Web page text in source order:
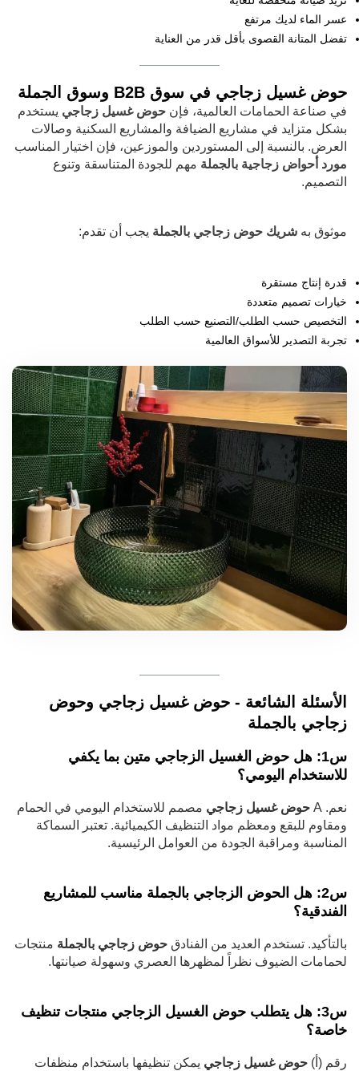
عسر الماء لديك مرتفع
تفضل المتانة القصوى بأقل قدر من العناية
حوض غسيل زجاجي في سوق B2B وسوق الجملة
في صناعة الحمامات العالمية، فإن حوض غسيل زجاجي يستخدم
بشكل متزايد في مشاريع الضيافة والمشاريع السكنية وصالات
العرض. بالنسبة إلى المستوردين والموزعين، فإن اختيار المناسب
مورد أحواض زجاجية بالجملة مهم للجودة المتناسقة وتنوع
التصميم.
موثوق به شريك حوض زجاجي بالجملة يجب أن تقدم:
قدرة إنتاج مستقرة
خيارات تصميم متعددة
التخصيص حسب الطلب/التصنيع حسب الطلب
تجربة التصدير للأسواق العالمية
الأسئلة الشائعة - حوض غسيل زجاجي وحوض
زجاجي بالجملة
س1: هل حوض الغسيل الزجاجي متين بما يكفي
للاستخدام اليومي؟
نعم. A حوض غسيل زجاجي مصمم للاستخدام اليومي في الحمام
ومقاوم للبقع ومعظم مواد التنظيف الكيميائية. تعتبر السماكة
المناسبة ومراقبة الجودة من العوامل الرئيسية.
س2: هل الحوض الزجاجي بالجملة مناسب للمشاريع
الفندقية؟
بالتأكيد. تستخدم العديد من الفنادق حوض زجاجي بالجملة منتجات
لحمامات الضيوف نظراً لمظهرها العصري وسهولة صيانتها.
س3: هل يتطلب حوض الغسيل الزجاجي منتجات تنظيف
خاصة؟
رقم (أ) حوض غسيل زجاجي يمكن تنظيفها باستخدام منظفات